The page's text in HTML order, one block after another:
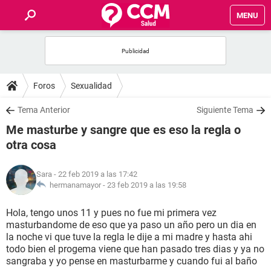
MENU
FOROS
SALUD
FAMILIA
NUTRICIÓN
SEXUALIDAD
GLOSARIO
Foros Sexualidad
Tema Anterior Siguiente Tema
Me masturbe y sangre que es eso la regla o
otra cosa
Sara - 22 feb 2019 a las 17:42
hermanamayor - 23 feb 2019 a las 19:58
Hola, tengo unos 11 y pues no fue mi primera vez
masturbandome de eso que ya paso un año pero un dia en
la noche vi que tuve la regla le dije a mi madre y hasta ahi
todo bien el progema viene que han pasado tres dias y ya no
sangraba y yo pense en masturbarme y cuando fui al baño